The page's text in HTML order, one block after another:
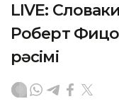
LIVE:
Роберт
рәсімі